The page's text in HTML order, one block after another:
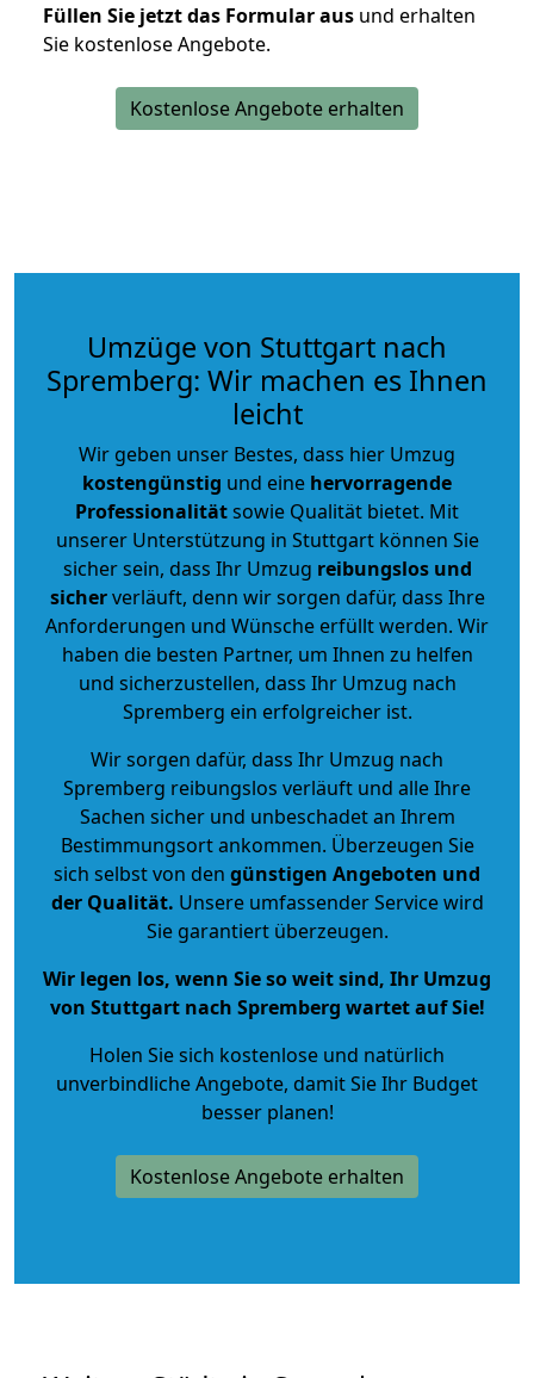
Füllen Sie jetzt das Formular aus und erhalten
Sie kostenlose Angebote.
Kostenlose Angebote erhalten
Umzüge von Stuttgart nach
Spremberg: Wir machen es Ihnen
leicht
Wir geben unser Bestes, dass hier Umzug
kostengünstig und eine hervorragende
Professionalitätsowie Qualität bietet. Mit
unserer Unterstützung in Stuttgart können Sie
sicher sein, dass Ihr Umzug reibungslos und
sicherverläuft, denn wir sorgen dafür, dass Ihre
Anforderungen und Wünsche erfüllt werden. Wir
haben die besten Partner, um Ihnen zu helfen
und sicherzustellen, dass Ihr Umzug nach
Spremberg ein erfolgreicher ist.
Wir sorgen dafür, dass Ihr Umzug nach
Spremberg reibungslos verläuft und alle Ihre
Sachen sicher und unbeschadet an Ihrem
Bestimmungsort ankommen. Überzeugen Sie
sich selbst von den günstigen Angeboten und
der Qualität. Unsere umfassender Service wird
Sie garantiert überzeugen.
Wir legen los, wenn Sie so weit sind, Ihr Umzug
von Stuttgart nach Spremberg wartet auf Sie!
Holen Sie sich kostenlose und natürlich
unverbindliche Angebote, damit Sie Ihr Budget
besser planen!
Kostenlose Angebote erhalten